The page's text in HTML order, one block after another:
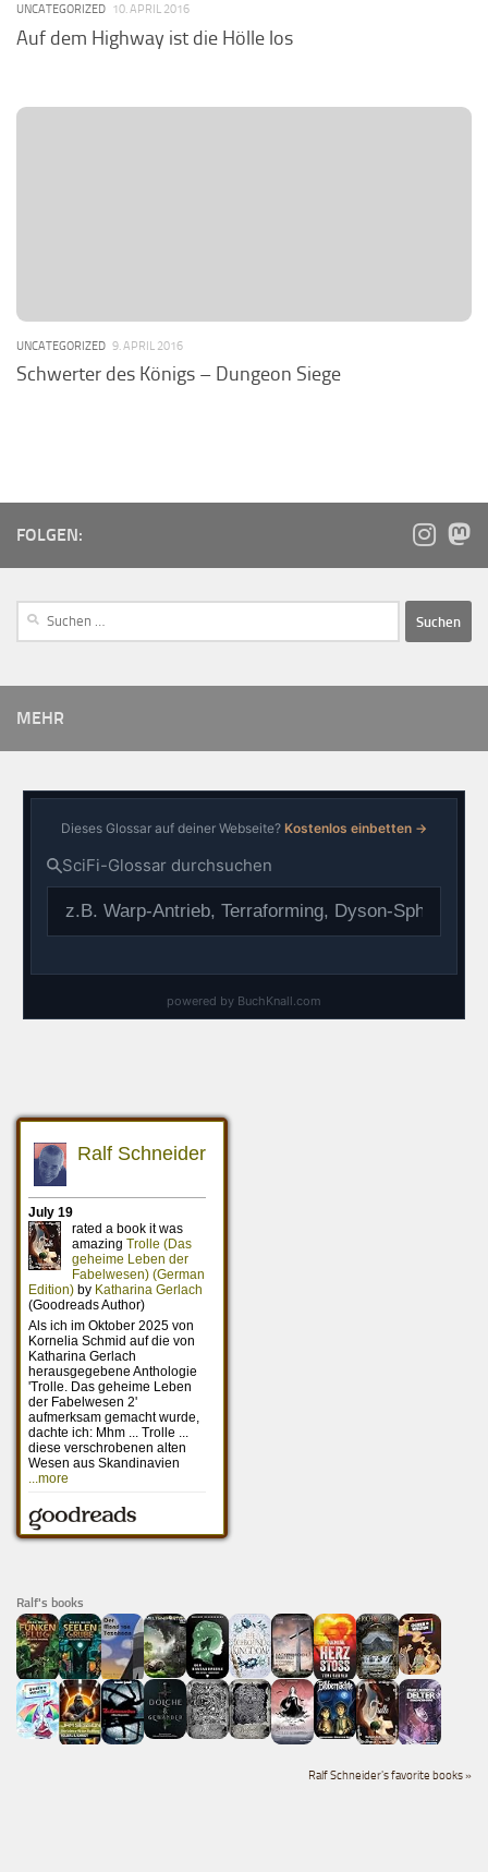
UNCATEGORIZED 10. APRIL 2016
Auf dem Highway ist die Hölle los
UNCATEGORIZED 9. APRIL 2016
Schwerter des Königs – Dungeon Siege
FOLGEN:
MEHR
Ralf's books
Ralf Schneider's favorite books »